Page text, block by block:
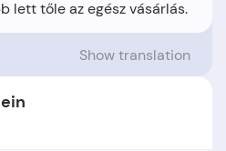
Show translation